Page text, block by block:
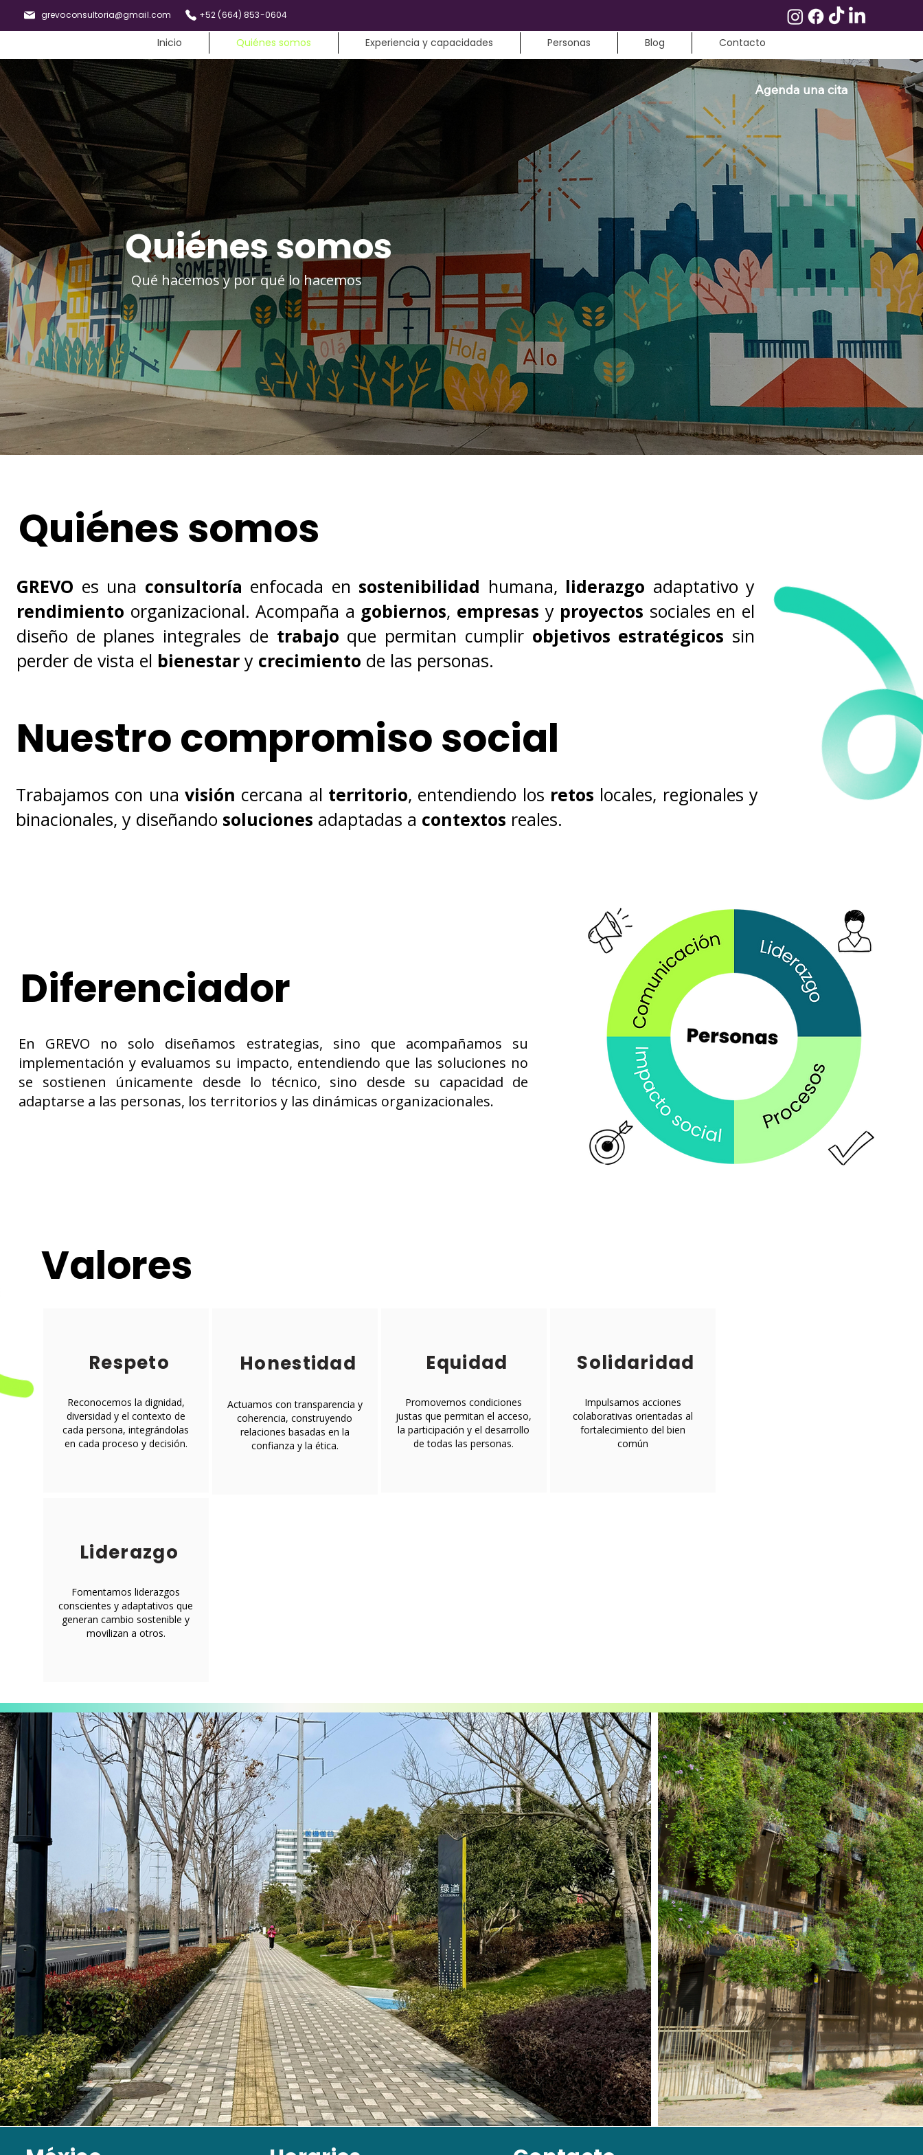
grevoconsultoria@gmail.com +52 (664) 853-0604
Contacto
Blog
Personas
Experiencia y capacidades
Quiénes somos
Inicio
Agenda una cita
Quiénes somos
Qué hacemos y por qué lo hacemos
Quiénes somos
GREVO es una consultoría enfocada en sostenibilidad humana, liderazgo adaptativo y
rendimiento organizacional. Acompaña a gobiernos, empresas y proyectos sociales en el
diseño de planes integrales de trabajo que permitan cumplir objetivos estratégicos sin
perder de vista el bienestar y crecimiento de las personas.
Nuestro compromiso social
Trabajamos con una visión cercana al territorio, entendiendo los retos locales, regionales y
binacionales, y diseñando soluciones adaptadas a contextos reales.
Diferenciador
En GREVO no solo diseñamos estrategias, sino que acompañamos su
implementación y evaluamos su impacto, entendiendo que las soluciones no
se sostienen únicamente desde lo técnico, sino desde su capacidad de
adaptarse a las personas, los territorios y las dinámicas organizacionales.
Valores
Respeto
Reconocemos la dignidad,
diversidad y el contexto de
cada persona, integrándolas
en cada proceso y decisión.
Honestidad
Actuamos con transparencia y
coherencia, construyendo
relaciones basadas en la
confianza y la ética.
Equidad
Promovemos condiciones
justas que permitan el acceso,
la participación y el desarrollo
de todas las personas.
Solidaridad
Impulsamos acciones
colaborativas orientadas al
fortalecimiento del bien
común
Liderazgo
Fomentamos liderazgos
conscientes y adaptativos que
generan cambio sostenible y
movilizan a otros.